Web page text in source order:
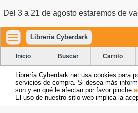
Del 3 a 21 de agosto estaremos de
Librería Cyberdark
Inicio Buscar Carrito
Librería Cyberdark.net usa cookies para
servicios de compra. Si desea más
son y en qué le afectan por favor pinche
El uso de nuestro sitio web implica la